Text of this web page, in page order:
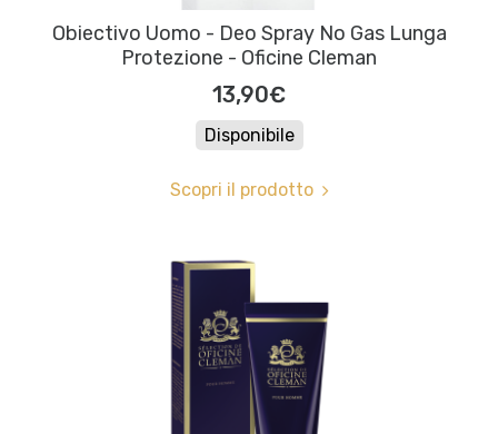
Obiectivo Uomo - Deo Spray No Gas Lunga
Protezione - Oficine Cleman
13,90€
Disponibile
Scopri il prodotto